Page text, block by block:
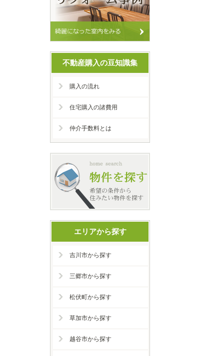
不動産購入の豆知識集
購入の流れ
住宅購入の諸費用
仲介手数料とは
エリアから探す
吉川市から探す
三郷市から探す
松伏町から探す
草加市から探す
越谷市から探す